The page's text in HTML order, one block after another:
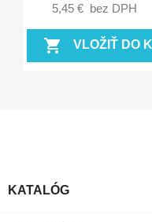
5,45 € bez DPH
shopping_cart VLOŽIŤ DO
KATALÓG